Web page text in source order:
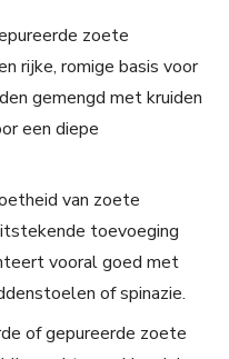
zoete
rijke, romige basis voor
gemengd met kruiden
een diepe
van zoete
toevoeging
vooral goed met
of spinazie.
of gepureerde zoete